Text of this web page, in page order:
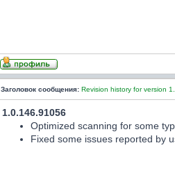
Заголовок сообщения: Revision history for version
1.0.146.91056
Optimized scanning for some
Fixed some issues reported by